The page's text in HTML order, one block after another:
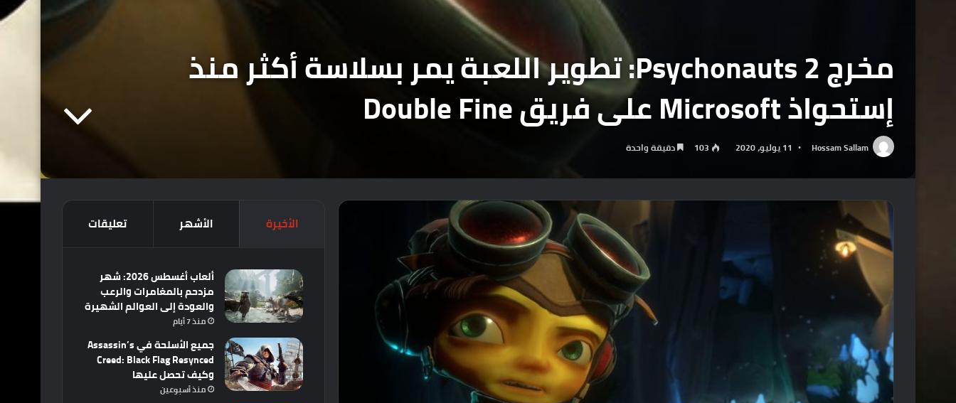
مخرج Psychonauts 2: تطوير اللعبة يمر بسلاسة أكثر منذ
إستحواذ Microsoft على فريق Double Fine
Hossam Sallam 11 يوليو، 2020 103 دقيقة واحدة
الأخيرة الأشهر تعليقات
ألعاب أغسطس 2026: شهر
مزدحم بالمغامرات والرعب
والعودة إلى العوالم الشهيرة
منذ 7 أيام
جميع الأسلحة في Assassin’s
Creed: Black Flag Resynced
وكيف تحصل عليها
منذ أسبوعين